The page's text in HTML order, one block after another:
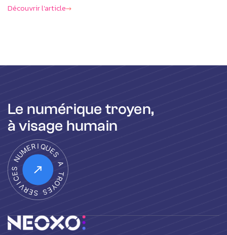
Découvrir l'article
Le numérique troyen,
à visage humain